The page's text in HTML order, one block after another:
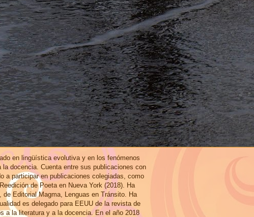
en lingüística evolutiva y en los fenómenos
docencia. Cuenta entre sus publicaciones con
a participar en publicaciones colegiadas, como
de Poeta en Nueva York (2018). Ha
Editorial Magma, Lenguas en Tránsito. Ha
es delegado para EEUU de la revista de
a la literatura y a la docencia. En el año 2018